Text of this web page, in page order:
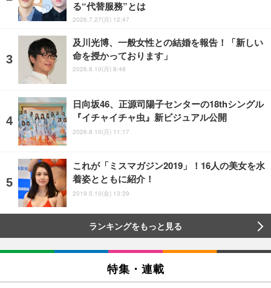
る“代替服務”とは
2026.7.27(月) 12:47
及川光博、一般女性との結婚を報告！「新しい
命を授かっております」
2026.8.10(月) 8:48
日向坂46、正源司陽子センターの18thシングル
『イチャイチャ虫』新ビジュアル公開
2026.8.10(月) 11:17
これが「ミスマガジン2019」！16人の美女を水
着姿とともに紹介！
2019.5.10(金) 13:39
ランキングをもっと見る
特集・連載